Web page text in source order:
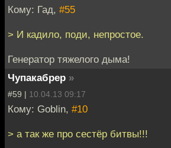
Кому: Гад, #55
> И кадило, поди, непростое.
Генератор тяжелого дыма!
Чупакабрер »
#59 | 10.04.13 09:17
Кому: Goblin, #10
> а так же про сестёр битвы!!!